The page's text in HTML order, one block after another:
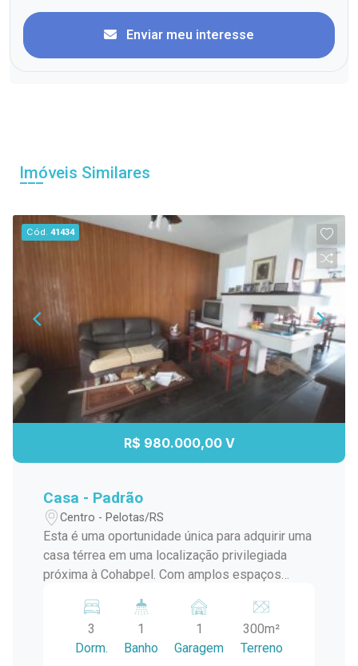
Enviar meu interesse
Imóveis Similares
Cód.41434
R$ 980.000,00 V
Casa - Padrão
Centro - Pelotas/RS
Esta é uma oportunidade única para adquirir uma
casa térrea em uma localização privilegiada
próxima à Cohabpel. Com amplos espaços
propriedade oferece conforto e conveniência
para toda a família. Localização Privilegiada:
Situada próxima à Cohabpel, oferece fácil
3
Dorm.
1
Banho
1
Garagem
300m²
Terreno